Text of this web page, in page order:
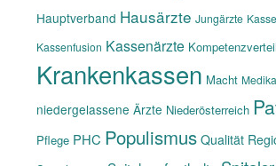
Hauptverband Hausärzte Jungärzte
Kassenfusion Kassenärzte
Krankenkassen Macht
niedergelassene Ärzte Niederösterreich
Pflege PHC Populismus Qualität